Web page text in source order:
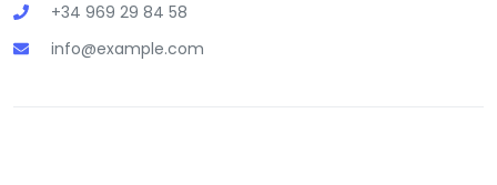
+34 969 29 84 58
info@example.com